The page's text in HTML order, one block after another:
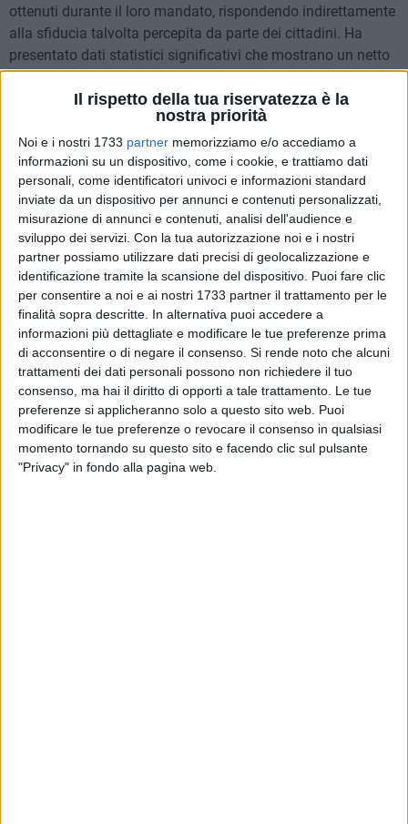
Il rispetto della tua riservatezza è la
nostra priorità
Noi e i nostri 1733 partner memorizziamo e/o accediamo a
informazioni su un dispositivo, come i cookie, e trattiamo dati
personali, come identificatori univoci e informazioni standard
inviate da un dispositivo per annunci e contenuti personalizzati,
misurazione di annunci e contenuti, analisi dell'audience e
sviluppo dei servizi. Con la tua autorizzazione noi e i nostri
partner possiamo utilizzare dati precisi di geolocalizzazione e
identificazione tramite la scansione del dispositivo. Puoi fare clic
per consentire a noi e ai nostri 1733 partner il trattamento per le
finalità sopra descritte. In alternativa puoi accedere a
informazioni più dettagliate e modificare le tue preferenze prima
di acconsentire o di negare il consenso. Si rende noto che alcuni
trattamenti dei dati personali possono non richiedere il tuo
consenso, ma hai il diritto di opporti a tale trattamento. Le tue
preferenze si applicheranno solo a questo sito web. Puoi
modificare le tue preferenze o revocare il consenso in qualsiasi
momento tornando su questo sito e facendo clic sul pulsante
"Privacy" in fondo alla pagina web.
ottenuti durante il loro mandato, rispondendo indirettamente
alla sfiducia talvolta percepita da parte dei cittadini. Ha
presentato dati statistici significativi che mostrano un netto
calo della criminalità nella provincia: i reati mensili sono
passati da 832 a 508, e i furti (in particolare di veicoli e in
abitazioni) sono scesi da 508 a 365. Una riduzione drastica,
ottenuta grazie alla "veemenza" e alla "sagacia investigativa"
dei due ufficiali.
Contestualmente, sono stati annunciati i nomi dei
successori, selezionati per le loro competenze specifiche, che
verranno presentati ufficialmente tra due settimane:
Il Maggiore Cristian Proietti sarà il nuovo comandante
del Nucleo Investigativo.
Il CapitanoGiulio Caponeassumerà il comando della
compagnia di Trani, affiancato dal giovane Tenente
Lorenzini come vice.
A Barletta arriverà il Capitano Andrea Grasso.
Sia il Maggiore Paolo Milici che Pasqualino Trotta, uscenti
dall'incarico dopo quattro anni di servizio, hanno preso la
parola per ringraziare il Comandante, i propri uomini e le